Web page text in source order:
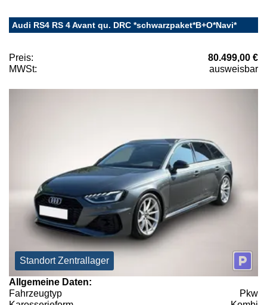
Audi RS4 RS 4 Avant qu. DRC *schwarzpaket*B+O*Navi*
Preis:
80.499,00 €
MWSt:
ausweisbar
Standort Zentrallager
Allgemeine Daten:
Fahrzeugtyp
Pkw